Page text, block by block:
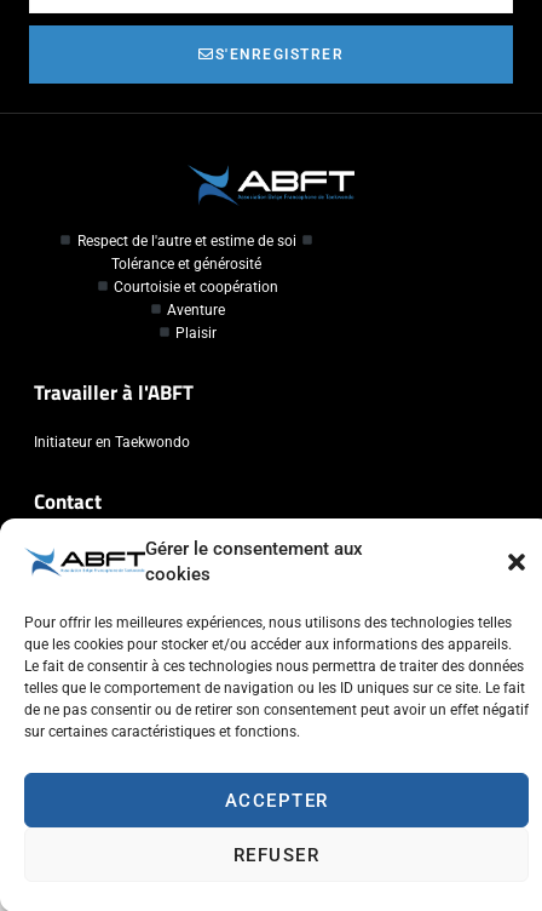
Gérer le consentement aux
cookies
Pour offrir les meilleures expériences, nous utilisons des technologies telles
que les cookies pour stocker et/ou accéder aux informations des appareils.
Le fait de consentir à ces technologies nous permettra de traiter des données
telles que le comportement de navigation ou les ID uniques sur ce site. Le fait
de ne pas consentir ou de retirer son consentement peut avoir un effet négatif
sur certaines caractéristiques et fonctions.
ACCEPTER
REFUSER
S'ENREGISTRER
Respect de l'autre et estime de soi
Tolérance et générosité
Courtoisie et coopération
Aventure
Plaisir
Travailler à l'ABFT
Initiateur en Taekwondo
Contact
Association Belge Francophone de Taekwondo
Chaussée de Wavre, 2057 - 1160 Auderghem
info@abft.be
+32 (0)2 347 34 77
Copyright © 2023 ABFT.BE – Tous droits réservés
Utilisation des cookies